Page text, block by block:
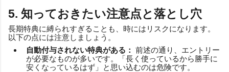
5. 知っておきたい注意点と落とし穴
長期特典に縛られすぎることも、時にはリスクになります。
以下の点には注意しましょう。
自動付与されない特典がある： 前述の通り、エントリー
が必要なものが多いです。「長く使っているから勝手に
安くなっているはず」と思い込むのは危険です。